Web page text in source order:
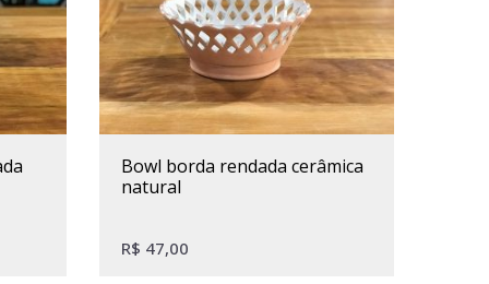
bowl borda rendada cerâmica
natural
R$ 47,00